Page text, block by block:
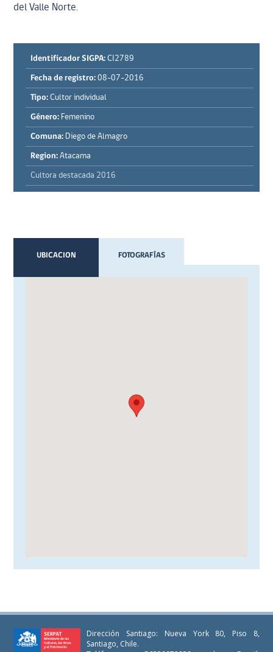
del Valle Norte.
Identificador SIGPA: CI2789
Fecha de registro: 08-07-2016
Tipo: Cultor individual
Género: Femenino
Comuna: Diego de Almagro
Region: Atacama
Cultora destacada 2016
UBICACION FOTOGRAFÍAS
Dirección Santiago: Nueva York 80, Piso 8,
Santiago, Chile.